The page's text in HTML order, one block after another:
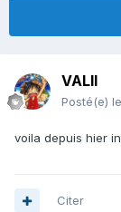
VALII
Posté(e)
voila depuis hier
Citer